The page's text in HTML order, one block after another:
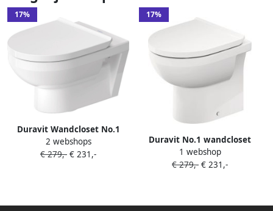
17%
Duravit Wandcloset No.1
Diepspoel Rimless
36.5x54x35 cm Wit
2 webshops
€ 279,- € 231,-
17%
Duravit No.1 wandcloset
65x36.5x41.5cm geschikt
voor combinaties Wit+
1 webshop
€ 279,- € 231,-